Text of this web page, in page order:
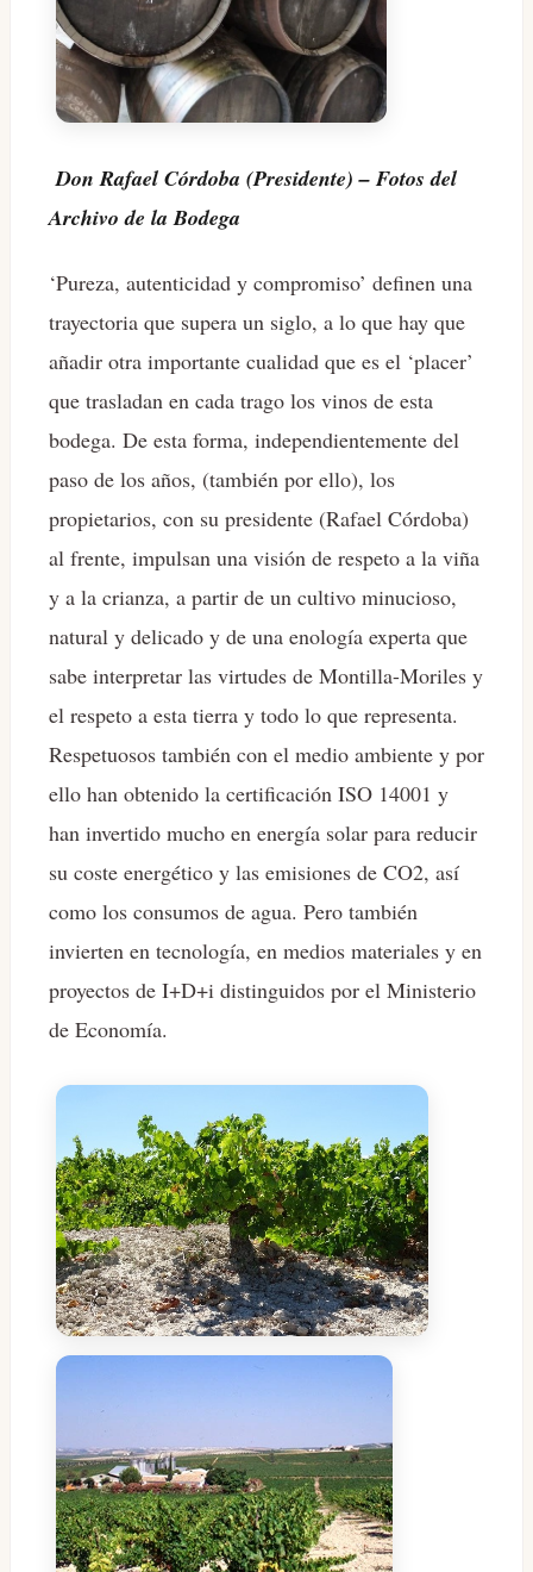
Don Rafael Córdoba (Presidente) – Fotos del
Archivo de la Bodega
‘Pureza, autenticidad y compromiso’ definen una
trayectoria que supera un siglo, a lo que hay que
añadir otra importante cualidad que es el ‘placer’
que trasladan en cada trago los vinos de esta
bodega. De esta forma, independientemente del
paso de los años, (también por ello), los
propietarios, con su presidente (Rafael Córdoba)
al frente, impulsan una visión de respeto a la viña
y a la crianza, a partir de un cultivo minucioso,
natural y delicado y de una enología experta que
sabe interpretar las virtudes de Montilla-Moriles y
el respeto a esta tierra y todo lo que representa.
Respetuosos también con el medio ambiente y por
ello han obtenido la certificación ISO 14001 y
han invertido mucho en energía solar para reducir
su coste energético y las emisiones de CO2, así
como los consumos de agua. Pero también
invierten en tecnología, en medios materiales y en
proyectos de I+D+i distinguidos por el Ministerio
de Economía.